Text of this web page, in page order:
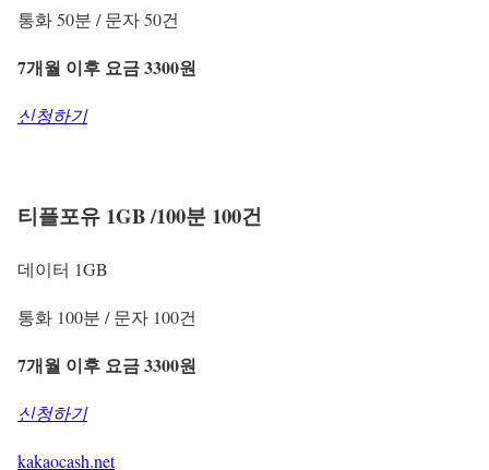
통화 50분 / 문자 50건
7개월 이후 요금 3300원
신청하기
티플포유 1GB /100분 100건
데이터 1GB
통화 100분 / 문자 100건
7개월 이후 요금 3300원
신청하기
kakaocash.net